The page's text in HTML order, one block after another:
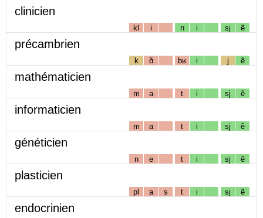
clinicien
kl i n i sj ẽ
précambrien
k ɑ̃ bʁ i j ẽ
mathématicien
m a t i sj ẽ
informaticien
m a t i sj ẽ
généticien
n e t i sj ẽ
plasticien
pl a s t i sj ẽ
endocrinien